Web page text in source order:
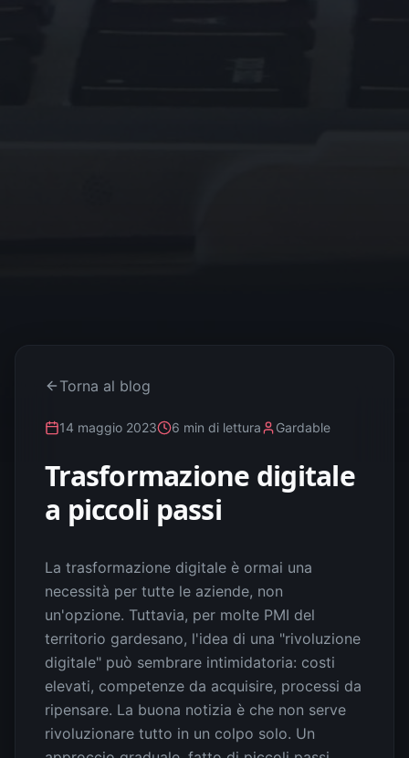
Torna al blog
14 maggio 2023 6 min di lettura Gardable
Trasformazione digitale
a piccoli passi
La trasformazione digitale è ormai una
necessità per tutte le aziende, non
un'opzione. Tuttavia, per molte PMI del
territorio gardesano, l'idea di una "rivoluzione
digitale" può sembrare intimidatoria: costi
elevati, competenze da acquisire, processi da
ripensare. La buona notizia è che non serve
rivoluzionare tutto in un colpo solo. Un